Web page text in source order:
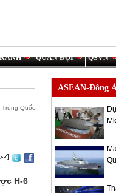
QUÂN ĐỘI QSVN
,Trung Quốc
H-6
ASEAN-Đông